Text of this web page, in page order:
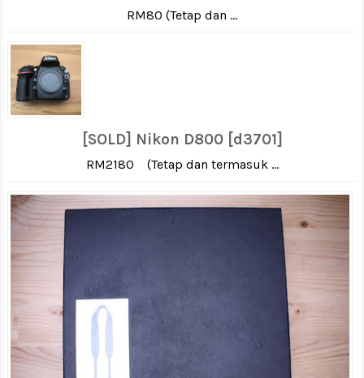
RM80 (Tetap dan ...
[SOLD] Nikon D800 [d3701]
RM2180 (Tetap dan termasuk ...